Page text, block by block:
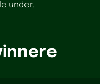
under.